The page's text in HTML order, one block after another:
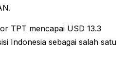
TPT mencapai USD 13.3
Indonesia sebagai salah satu